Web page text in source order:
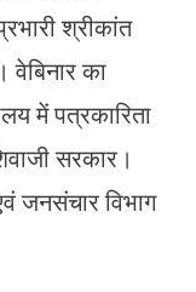
श्रीकांत
वेबिनार का
में पत्रकारिता
सरकार।
जनसंचार विभाग